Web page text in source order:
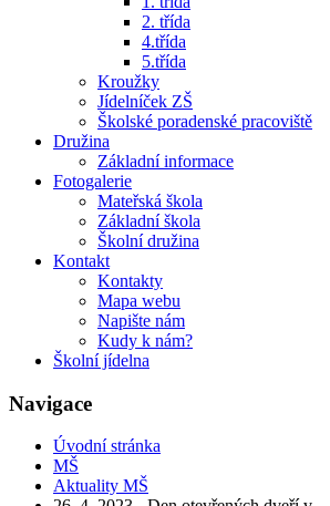
2. třída
4.třída
5.třída
Kroužky
Jídelníček ZŠ
Školské poradenské pracoviště
Družina
Základní informace
Fotogalerie
Mateřská škola
Základní škola
Školní družina
Kontakt
Kontakty
Mapa webu
Napište nám
Kudy k nám?
Školní jídelna
Navigace
Úvodní stránka
MŠ
Aktuality MŠ